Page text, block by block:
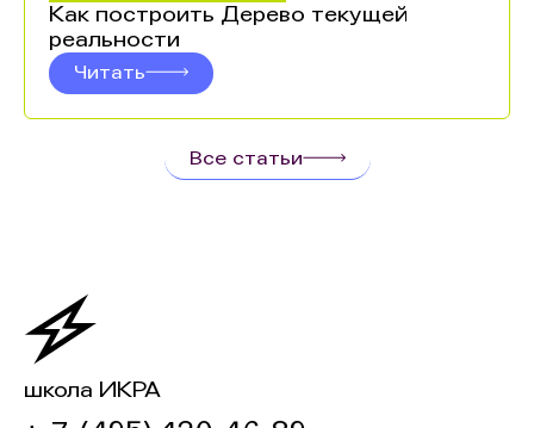
Как построить Дерево текущей
реальности
Читать
Все статьи
школа ИКРА